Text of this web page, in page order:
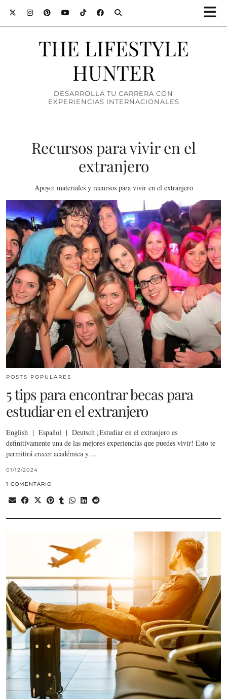
THE LIFESTYLE
HUNTER
DESARROLLA TU CARRERA CON
EXPERIENCIAS INTERNACIONALES
Recursos para vivir en el
extranjero
Apoyo: materiales y recursos para vivir en el extranjero
POSTS POPULARES
5 tips para encontrar becas para
estudiar en el extranjero
English | Español | Deutsch ¡Estudiar en el extranjero es
definitivamente una de las mejores experiencias que puedes vivir! Esto te
permitirá crecer académica y…
01/12/2024
1 COMENTARIO